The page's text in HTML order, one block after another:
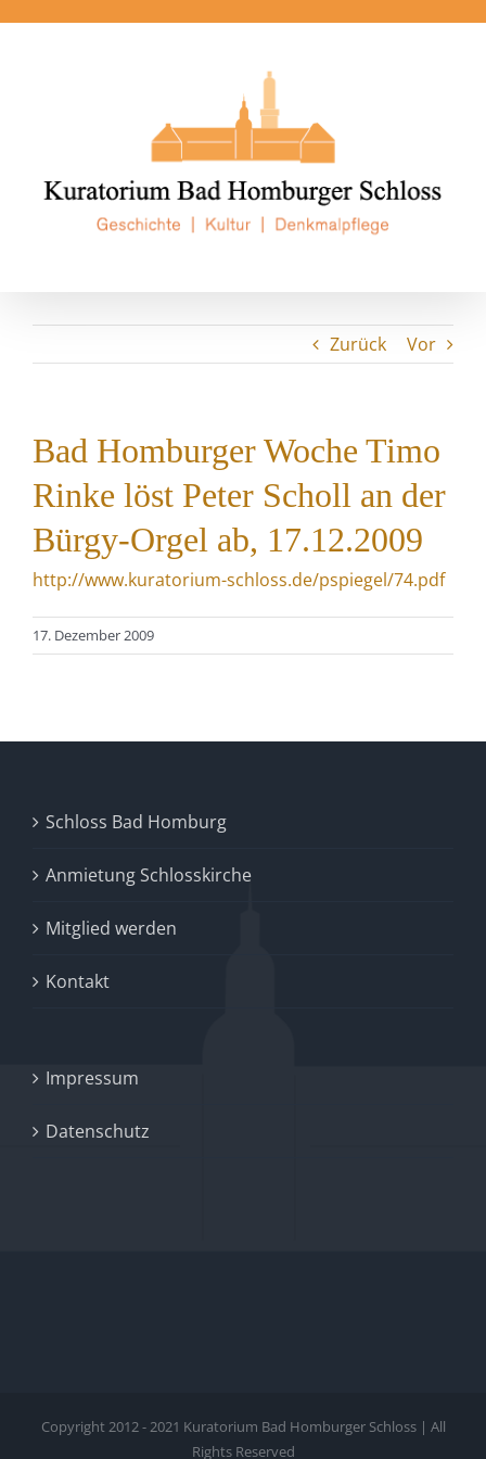
Zurück Vor
Bad Homburger Woche Timo
Rinke löst Peter Scholl an der
Bürgy-Orgel ab, 17.12.2009
http://www.kuratorium-schloss.de/pspiegel/74.pdf
17. Dezember 2009
Schloss Bad Homburg
Anmietung Schlosskirche
Mitglied werden
Kontakt
Impressum
Datenschutz
Copyright 2012 - 2021 Kuratorium Bad Homburger Schloss | All
Rights Reserved